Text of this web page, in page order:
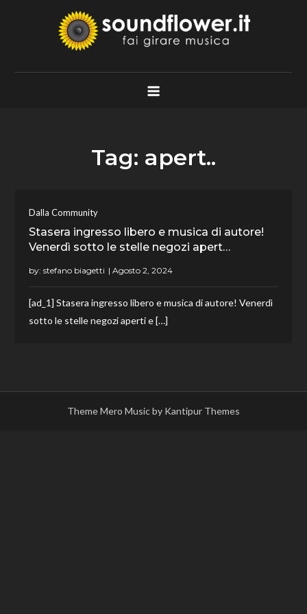
Soundflower.it
Fai Girare Musica
Tag: apert..
Dalla Community
Stasera ingresso libero e musica di autore!
Venerdì sotto le stelle negozi apert…
by:stefano biagetti
[ad_1] Stasera ingresso libero e musica di autore! Venerdì
sotto le stelle negozi aperti e […]
Theme Mero Music by Kantipur Themes